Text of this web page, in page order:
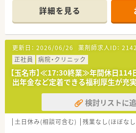
■年間休日は125日と業界内でもトッ
身ともにリフレッシュしながら長く
す。
の相談も受け付けており、移住を伴
します。
≪こんな会社です≫
■熊本市内を中心に、県内9店舗を展
■クリニック応需の店舗中心に出店
■従業員のワークライフバランスを
■eラーニングの導入など、社員教育
詳細を見る
更新日： 2026/06/26 薬剤師求人ID：
正社員
病院・クリニック
【玉名市】≪17:30終業≫年間休日114
出年金など定着できる福利厚生が充
検討リストに
土日休み(相談可含む) 残業なし(ほぼな